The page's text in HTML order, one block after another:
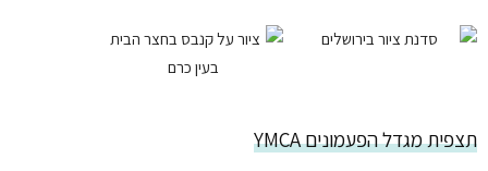
תצפית מגדל הפעמונים YMCA